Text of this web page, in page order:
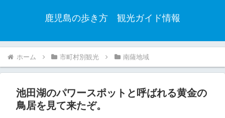
鹿児島の歩き方 観光ガイド情報
ホーム 市町村別観光 南薩地域
池田湖のパワースポットと呼ばれる黄金の
鳥居を見て来たぞ。